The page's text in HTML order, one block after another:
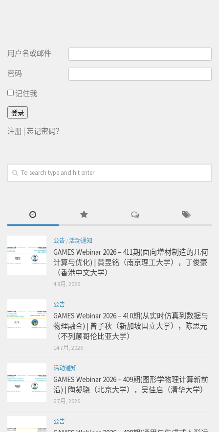
用户名或邮件
密码
记住我
注册 忘记密码？
公告 /活动通知
GAMES Webinar 2026 – 411期(面向增材制造的几何
计算与优化) | 黄昱铭（南京理工大学），丁俊豪
（香港中文大学）
4 8月, 2026
公告
GAMES Webinar 2026 – 410期(从实时仿真到数据与
物理融合) | 曾子秋（新加坡国立大学），陈思元
（不列颠哥伦比亚大学）
14 7月, 2026
活动通知
GAMES Webinar 2026 – 409期(图形学物理计算新前
沿) | 陶凝骁（北京大学），吴佳启（清华大学）
6 7月, 2026
公告